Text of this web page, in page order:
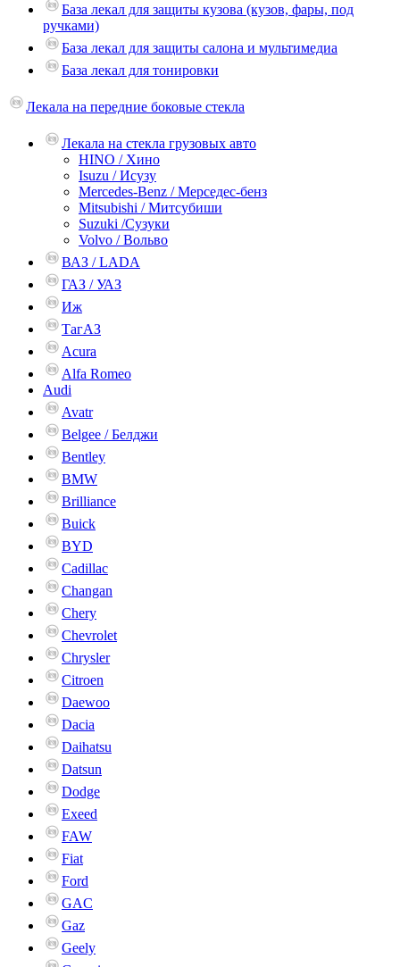
База лекал для защиты кузова (кузов, фары, под
ручками)
База лекал для защиты салона и мультимедиа
База лекал для тонировки
Лекала на передние боковые стекла
Лекала на стекла грузовых авто
HINO / Хино
Isuzu / Исузу
Mercedes-Benz / Мерседес-бенз
Mitsubishi / Митсубиши
Suzuki /Сузуки
Volvo / Вольво
ВАЗ / LADA
ГАЗ / УАЗ
Иж
ТагАЗ
Acura
Alfa Romeo
Audi
Avatr
Belgee / Белджи
Bentley
BMW
Brilliance
Buick
BYD
Cadillac
Changan
Chery
Chevrolet
Chrysler
Citroen
Daewoo
Dacia
Daihatsu
Datsun
Dodge
Exeed
FAW
Fiat
Ford
GAC
Gaz
Geely